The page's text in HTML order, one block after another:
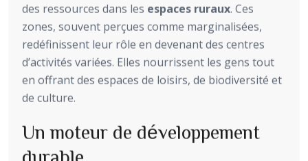
des ressources dans les espaces ruraux. Ces
zones, souvent perçues comme marginalisées,
redéfinissent leur rôle en devenant des centres
d’activités variées. Elles nourrissent les gens tout
en offrant des espaces de loisirs, de biodiversité et
de culture.
Un moteur de développement
durable